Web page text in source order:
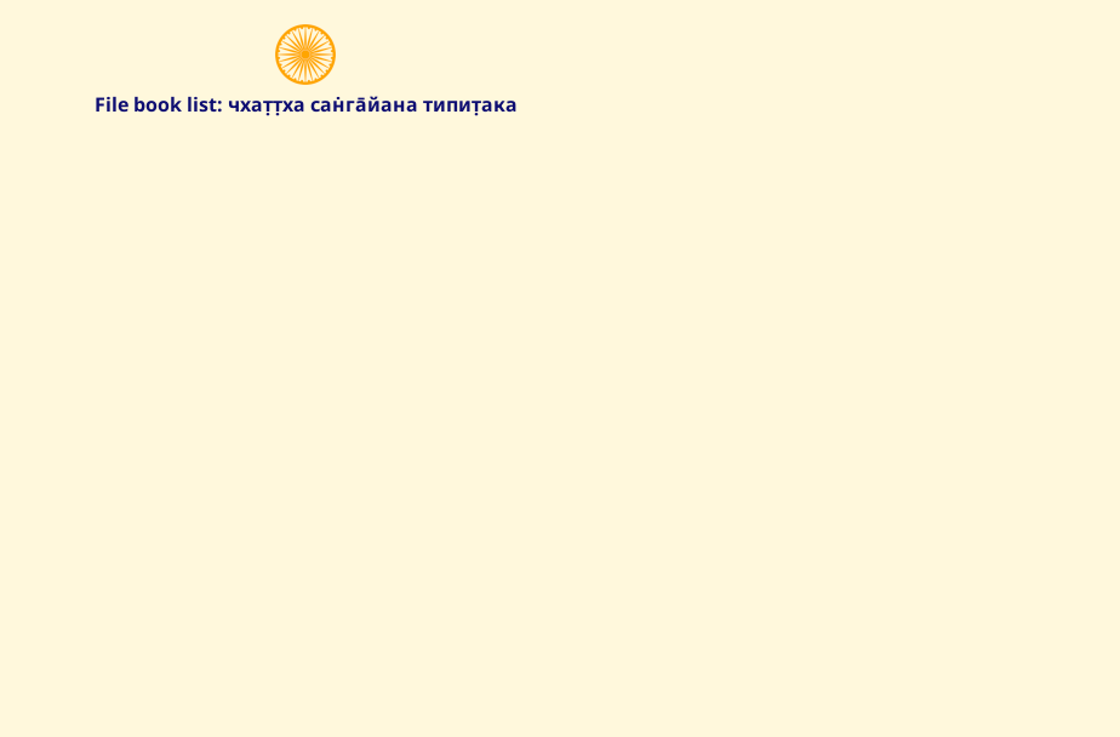
File book list: чхат̣т̣ха сан̇га̄йана типит̣ака